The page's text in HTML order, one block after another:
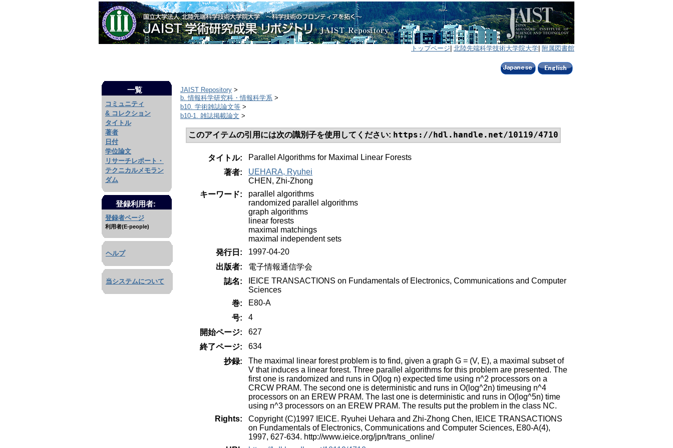
トップページ 北陸先端科学技術大学院大学 附属図書館
一覧
コミュニティ
& コレクション
タイトル
著者
日付
学位論文
リサーチレポート・
テクニカルメモラン
ダム
登録利用者:
登録者ページ
利用者(E-people)
ヘルプ
当システムについて
JAIST Repository >
b. 情報科学研究科・情報科学系 >
b10. 学術雑誌論文等 >
b10-1. 雑誌掲載論文 >
このアイテムの引用には次の識別子を使用してください: https://hdl.handle.net/10119/4710
タイトル:
Parallel Algorithms for Maximal Linear Forests
著者:
UEHARA, Ryuhei
CHEN, Zhi-Zhong
キーワード:
parallel algorithms
randomized parallel algorithms
graph algorithms
linear forests
maximal matchings
maximal independent sets
発行日:
1997-04-20
出版者:
電子情報通信学会
誌名:
IEICE TRANSACTIONS on Fundamentals of Electronics, Communications and Computer
Sciences
巻:
E80-A
号:
4
開始ページ:
627
終了ページ:
634
抄録:
The maximal linear forest problem is to find, given a graph G = (V, E), a maximal subset of
V that induces a linear forest. Three parallel algorithms for this problem are presented. The
first one is randomized and runs in O(log n) expected time using n^2 processors on a
CRCW PRAM. The second one is deterministic and runs in O(log^2n) timeusing n^4
processors on an EREW PRAM. The last one is deterministic and runs in O(log^5n) time
using n^3 processors on an EREW PRAM. The results put the problem in the class NC.
Rights:
Copyright (C)1997 IEICE. Ryuhei Uehara and Zhi-Zhong Chen, IEICE TRANSACTIONS
on Fundamentals of Electronics, Communications and Computer Sciences, E80-A(4),
1997, 627-634. http://www.ieice.org/jpn/trans_online/